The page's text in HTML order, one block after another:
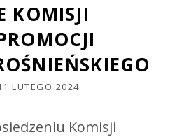
KOMISJI
LUTEGO 2024
Komisji